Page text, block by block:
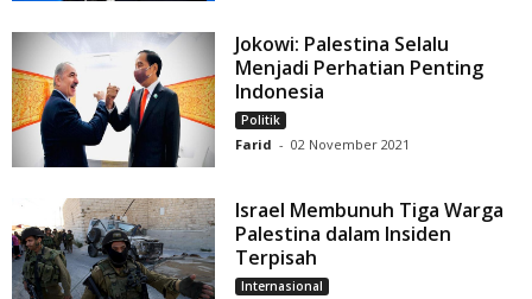
Jokowi: Palestina Selalu
Menjadi Perhatian Penting
Indonesia
Politik
Farid - 02 November 2021
Israel Membunuh Tiga Warga
Palestina dalam Insiden
Terpisah
Internasional